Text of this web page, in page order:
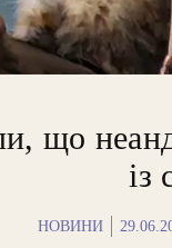
що
із
НОВИНИ